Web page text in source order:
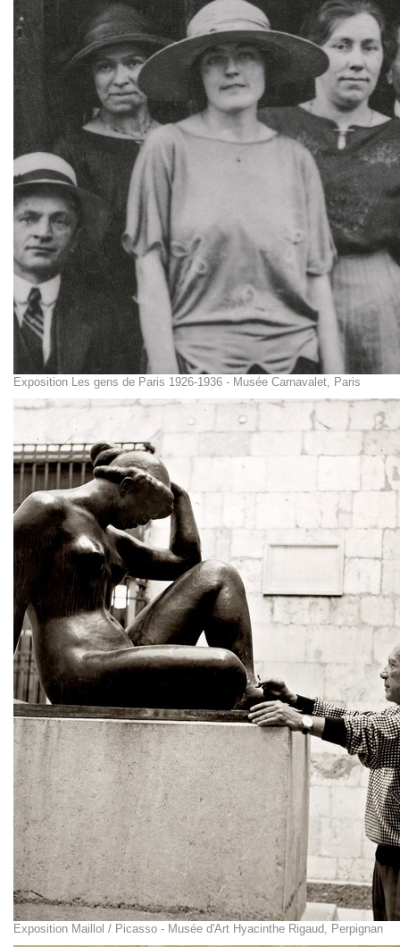
Exposition Les gens de Paris 1926-1936 - Musée Carnavalet, Paris
Exposition Maillol / Picasso - Musée d'Art Hyacinthe Rigaud, Perpignan